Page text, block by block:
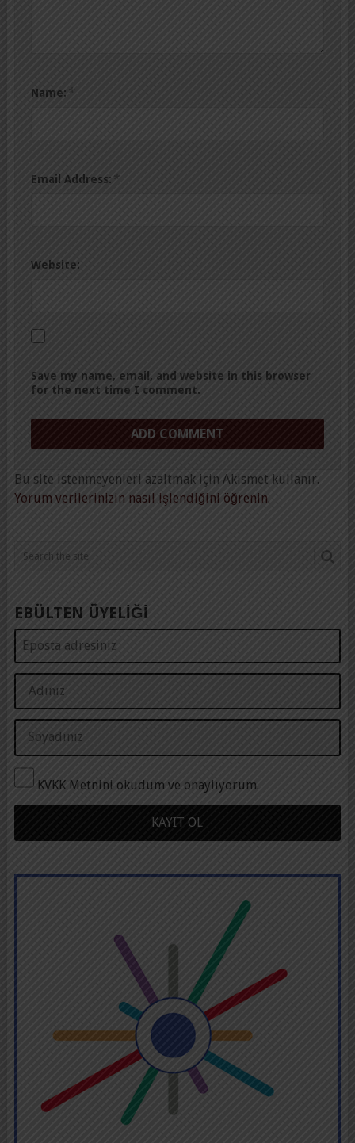
Name: *
Email Address: *
Website:
Save my name, email, and website in this browser
for the next time I comment.
Bu site istenmeyenleri azaltmak için Akismet kullanır.
Yorum verilerinizin nasıl işlendiğini öğrenin.
EBÜLTEN ÜYELİĞİ
KVKK Metnini okudum ve onaylıyorum.